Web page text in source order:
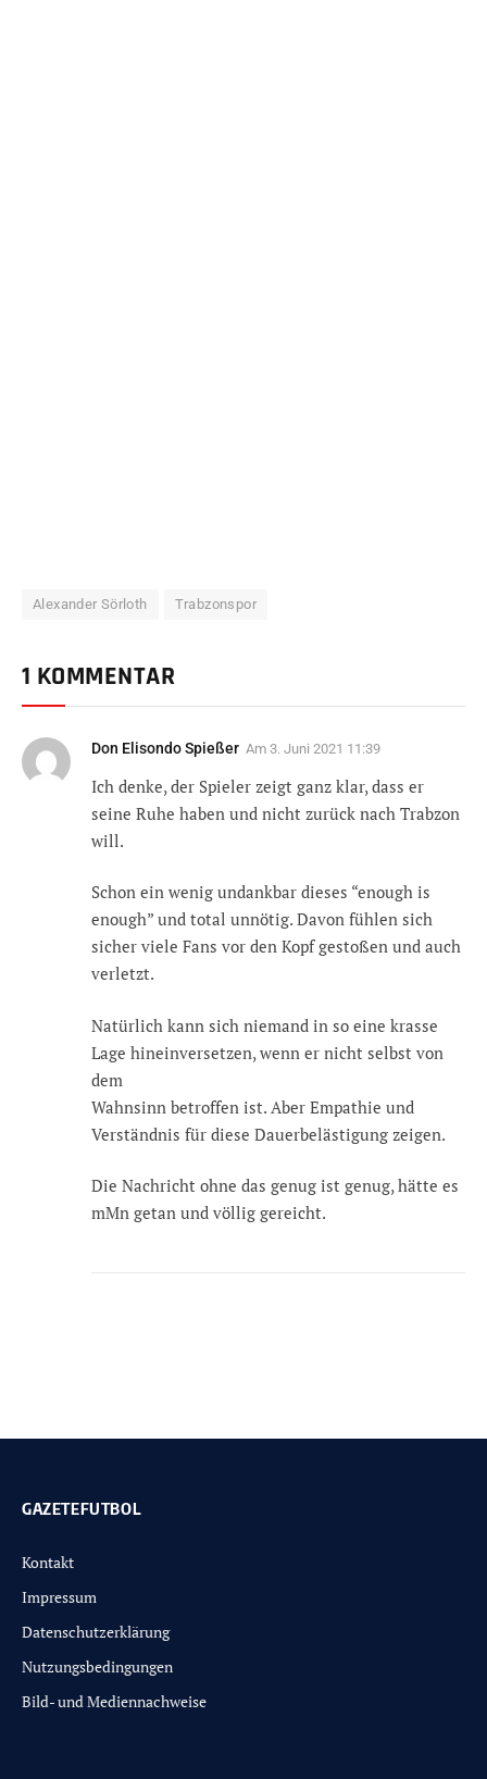
Alexander Sörloth Trabzonspor
1 KOMMENTAR
Don Elisondo Spießer Am 3. Juni 2021 11:39
Ich denke, der Spieler zeigt ganz klar, dass er
seine Ruhe haben und nicht zurück nach Trabzon
will.
Schon ein wenig undankbar dieses “enough is
enough” und total unnötig. Davon fühlen sich
sicher viele Fans vor den Kopf gestoßen und auch
verletzt.
Natürlich kann sich niemand in so eine krasse
Lage hineinversetzen, wenn er nicht selbst von
dem
Wahnsinn betroffen ist. Aber Empathie und
Verständnis für diese Dauerbelästigung zeigen.
Die Nachricht ohne das genug ist genug, hätte es
mMn getan und völlig gereicht.
GAZETEFUTBOL
Kontakt
Impressum
Datenschutzerklärung
Nutzungsbedingungen
Bild- und Mediennachweise